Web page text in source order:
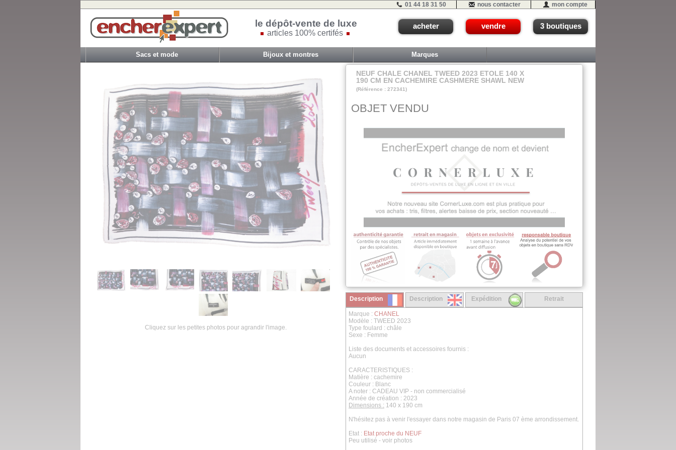
01 44 18 31 50 nous contacter mon compte
le dépôt-vente de luxe
articles 100% certifés
acheter vendre 3 boutiques
Sacs et mode Bijoux et montres Marques
Cliquez sur les petites photos pour agrandir l'image.
NEUF CHALE CHANEL TWEED 2023 ETOLE 140 X
190 CM EN CACHEMIRE CASHMERE SHAWL NEW
(Référence : 272341)
OBJET VENDU
Description Description Expédition Retrait
Marque : CHANEL
Modèle : TWEED 2023
Type foulard : châle
Sexe : Femme
Liste des documents et accessoires fournis :
Aucun
CARACTERISTIQUES :
Matière : cachemire
Couleur : Blanc
A noter : CADEAU VIP - non commercialisé
Année de création : 2023
Dimensions : 140 x 190 cm
N'hésitez pas à venir l'essayer dans notre magasin de Paris 07 ème arrondissement.
Etat : Etat proche du NEUF
Peu utilisé - voir photos